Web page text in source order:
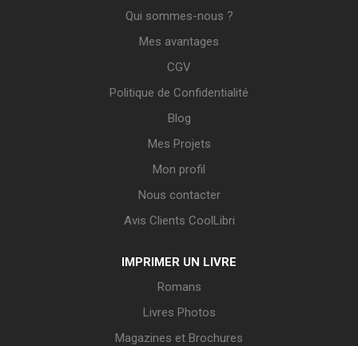
Qui sommes-nous ?
Mes avantages
CGV
Politique de Confidentialité
Blog
Mes Projets
Mon profil
Nous contacter
Avis Clients CoolLibri
IMPRIMER UN LIVRE
Romans
Livres Photos
Magazines et Brochures